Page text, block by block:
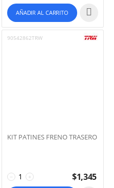
AÑADIR AL CARRITO
90542862TRW
KIT PATINES FRENO TRASERO
+
− $1,345